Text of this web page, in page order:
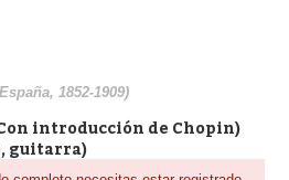
Diccionario
1852-1909)
introducción de Chopin)
guitarra)